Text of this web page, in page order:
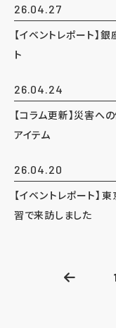
26.04.27
【イベントレポート】
ト
26.04.24
【コラム更新】災害へ
アイテム
26.04.20
【イベントレポート
習で来訪しました